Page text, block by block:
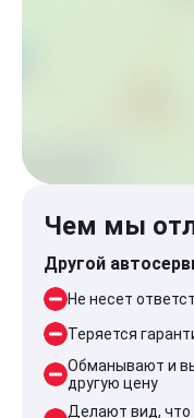
Чем мы
Другой
Не несет
Теряется
Обманывают и
другую цену
Делают вид, что